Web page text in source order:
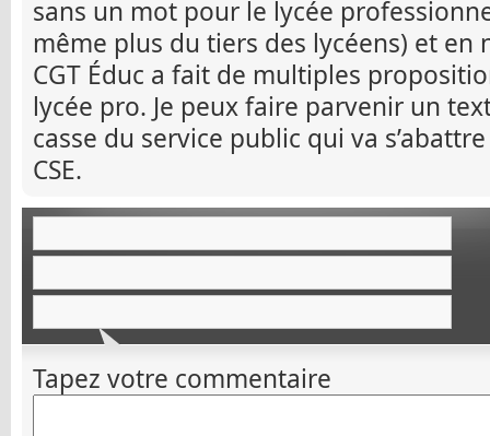
sans un mot pour le lycée
même plus du tiers des lycéens) et en
CGT Éduc a fait de multiples
lycée pro. Je peux faire parvenir un
casse du service public qui va
CSE.
Tapez votre commentaire